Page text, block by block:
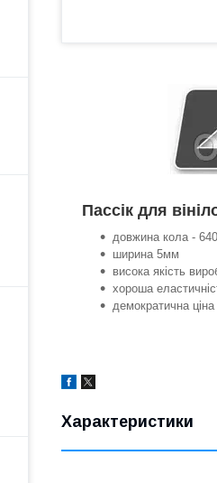
Пассік для
довжина кола -
ширина 5мм
висока якість
хороша
демократична ціна
Характеристики